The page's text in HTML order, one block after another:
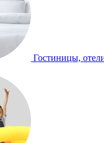
Гостиницы,